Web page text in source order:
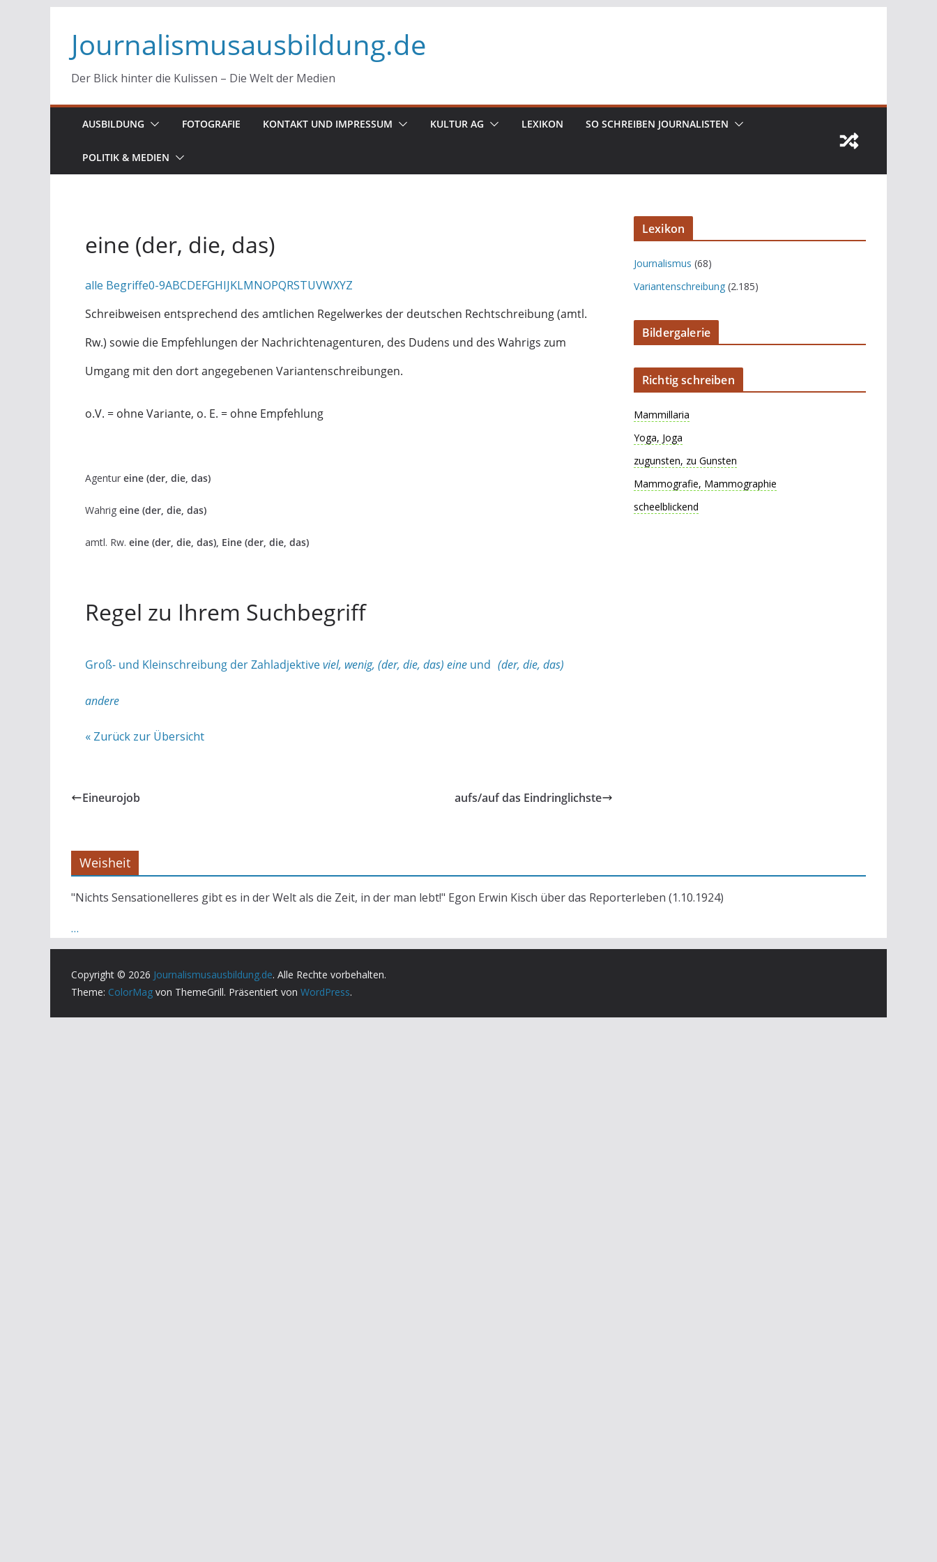
Inhalt
springen
Journalismusausbildung.de
Der Blick hinter die Kulissen – Die Welt der Medien
AUSBILDUNG FOTOGRAFIE KONTAKT UND IMPRESSUM KULTUR AG LEXIKON SO SCHREIBEN JOURNALISTEN
POLITIK & MEDIEN
eine (der, die, das)
alle Begriffe0-9ABCDEFGHIJKLMNOPQRSTUVWXYZ
Schreibweisen entsprechend des amtlichen Regelwerkes der deutschen Rechtschreibung (amtl.
Rw.) sowie die Empfehlungen der Nachrichtenagenturen, des Dudens und des Wahrigs zum
Umgang mit den dort angegebenen Variantenschreibungen.
o.V. = ohne Variante, o. E. = ohne Empfehlung
Agentur eine (der, die, das)
Wahrig eine (der, die, das)
amtl. Rw. eine (der, die, das), Eine (der, die, das)
Regel zu Ihrem Suchbegriff
Groß- und Kleinschreibung der Zahladjektiveviel, wenig, (der, die, das) eine und (der, die, das)
andere
« Zurück zur Übersicht
Eineurojob aufs/auf das Eindringlichste
Lexikon
Journalismus (68)
Variantenschreibung (2.185)
Bildergalerie
Richtig schreiben
Mammillaria
Yoga, Joga
zugunsten, zu Gunsten
Mammografie, Mammographie
scheelblickend
Weisheit
"Nichts Sensationelleres gibt es in der Welt als die Zeit, in der man lebt!" Egon Erwin Kisch über das Reporterleben (1.10.1924)
…
Copyright © 2026 Journalismusausbildung.de. Alle Rechte vorbehalten.
Theme: ColorMag von ThemeGrill. Präsentiert von WordPress.